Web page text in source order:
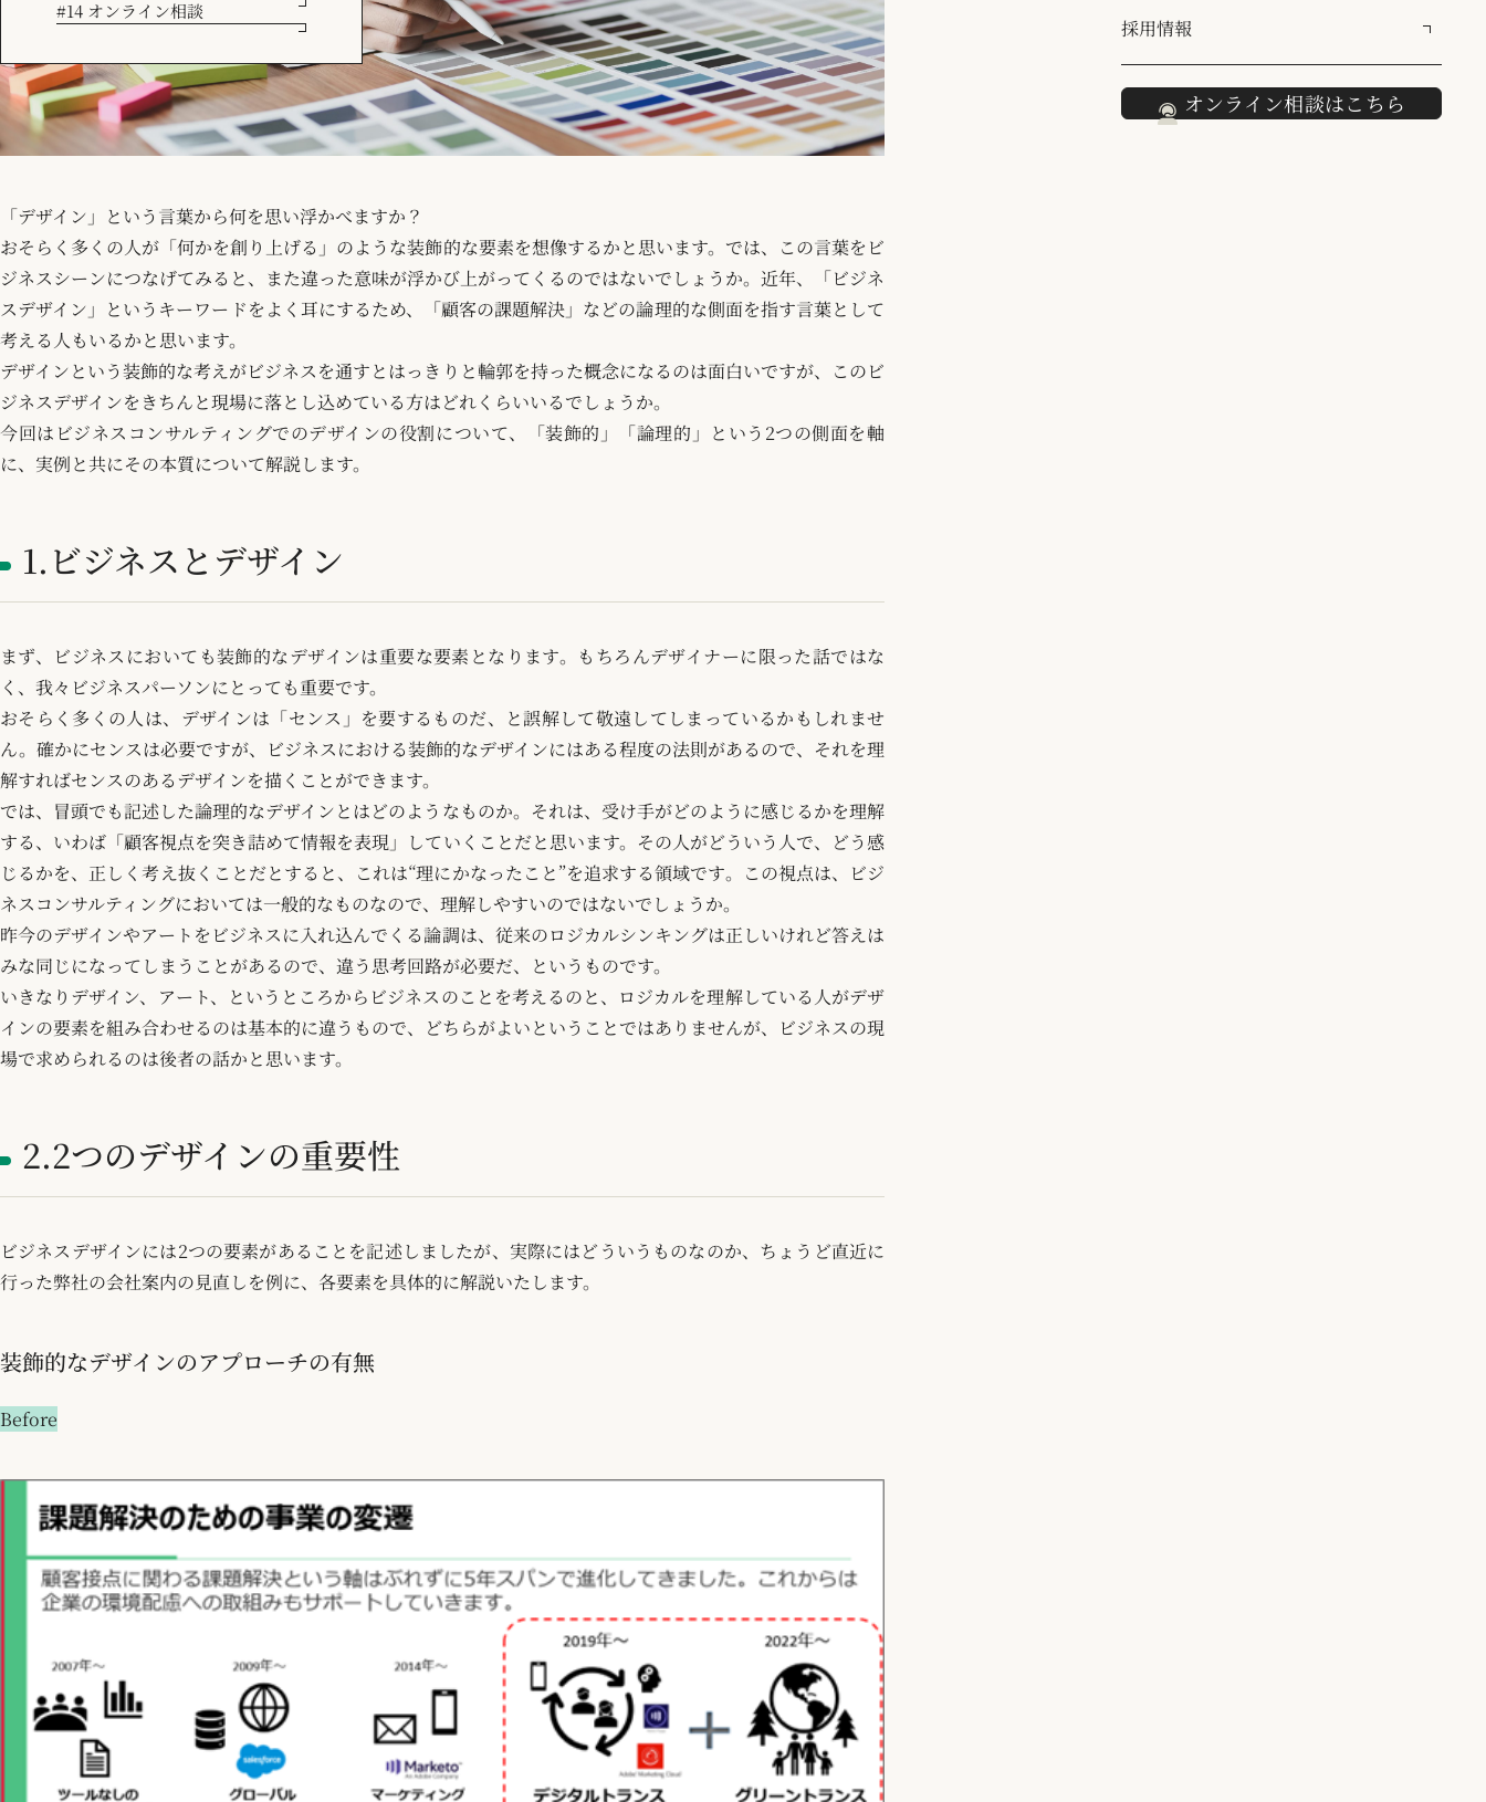
採用情報
オンライン相談はこちら
「デザイン」という言葉から何を思い浮かべますか？
おそらく多くの人が「何かを創り上げる」のような装飾的な要素を想像するかと思います。では、この言葉をビ
ジネスシーンにつなげてみると、また違った意味が浮かび上がってくるのではないでしょうか。近年、「ビジネ
スデザイン」というキーワードをよく耳にするため、「顧客の課題解決」などの論理的な側面を指す言葉として
考える人もいるかと思います。
デザインという装飾的な考えがビジネスを通すとはっきりと輪郭を持った概念になるのは面白いですが、このビ
ジネスデザインをきちんと現場に落とし込めている方はどれくらいいるでしょうか。
今回はビジネスコンサルティングでのデザインの役割について、「装飾的」「論理的」という2つの側面を軸
に、実例と共にその本質について解説します。
1.ビジネスとデザイン
まず、ビジネスにおいても装飾的なデザインは重要な要素となります。もちろんデザイナーに限った話ではな
く、我々ビジネスパーソンにとっても重要です。
おそらく多くの人は、デザインは「センス」を要するものだ、と誤解して敬遠してしまっているかもしれませ
ん。確かにセンスは必要ですが、ビジネスにおける装飾的なデザインにはある程度の法則があるので、それを理
解すればセンスのあるデザインを描くことができます。
では、冒頭でも記述した論理的なデザインとはどのようなものか。それは、受け手がどのように感じるかを理解
する、いわば「顧客視点を突き詰めて情報を表現」していくことだと思います。その人がどういう人で、どう感
じるかを、正しく考え抜くことだとすると、これは“理にかなったこと”を追求する領域です。この視点は、ビジ
ネスコンサルティングにおいては一般的なものなので、理解しやすいのではないでしょうか。
昨今のデザインやアートをビジネスに入れ込んでくる論調は、従来のロジカルシンキングは正しいけれど答えは
みな同じになってしまうことがあるので、違う思考回路が必要だ、というものです。
いきなりデザイン、アート、というところからビジネスのことを考えるのと、ロジカルを理解している人がデザ
インの要素を組み合わせるのは基本的に違うもので、どちらがよいということではありませんが、ビジネスの現
場で求められるのは後者の話かと思います。
2.2つのデザインの重要性
ビジネスデザインには2つの要素があることを記述しましたが、実際にはどういうものなのか、ちょうど直近に
行った弊社の会社案内の見直しを例に、各要素を具体的に解説いたします。
装飾的なデザインのアプローチの有無
Before
#14 オンライン相談